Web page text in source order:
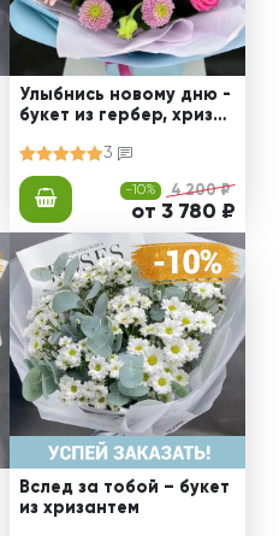
Улыбнись новому дню -
букет из гербер, хризан
3
-10% 4 200 ₽
от 3 780 ₽
Вслед за тобой – букет
из хризантем